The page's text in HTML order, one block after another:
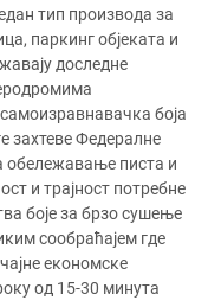
тип производа за
паркинг објеката и
доследне
самоизравнавачка боја
захтеве Федералне
обележавање писта и
и трајност потребне
боје за брзо сушење
сообраћајем где
економске
од 15-30 минута